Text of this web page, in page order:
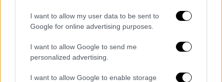
I want to allow my user data to be sent to
Google for online advertising purposes.
I want to allow Google to send me
personalized advertising.
I want to allow Google to enable storage
παράλληλα είναι ένα ζήτημα κοινωνικής
πρόνοιας με τεράστιες διακλαδώσεις ως
προς τη δημόσια υγεία», συμπληρώνει.